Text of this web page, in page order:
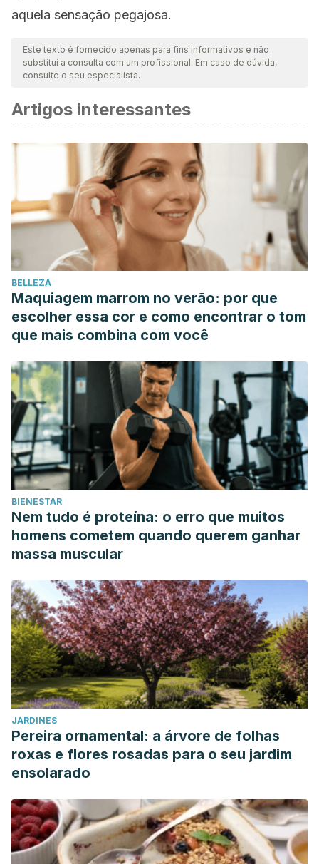
aquela sensação pegajosa.
Este texto é fornecido apenas para fins informativos e não
substitui a consulta com um profissional. Em caso de dúvida,
consulte o seu especialista.
Artigos interessantes
BELLEZA
Maquiagem marrom no verão: por que
escolher essa cor e como encontrar o tom
que mais combina com você
BIENESTAR
Nem tudo é proteína: o erro que muitos
homens cometem quando querem ganhar
massa muscular
JARDINES
Pereira ornamental: a árvore de folhas
roxas e flores rosadas para o seu jardim
ensolarado